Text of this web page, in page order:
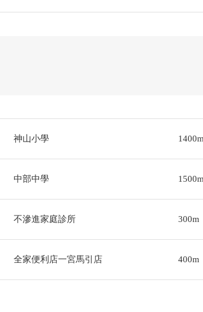
神山小學
中部中學
不滲進家庭診所 300m
全家便利店一宮馬引店 400m